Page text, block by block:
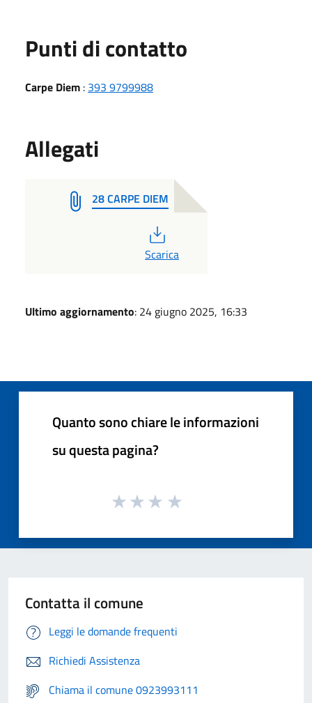
Punti di contatto
Carpe Diem : 393 9799988
Allegati
28 CARPE DIEM
PDF
Scarica
Ultimo aggiornamento: 24 giugno 2025, 16:33
Quanto sono chiare le informazioni
su questa pagina?
Contatta il comune
Leggi le domande frequenti
Richiedi Assistenza
Chiama il comune 0923993111